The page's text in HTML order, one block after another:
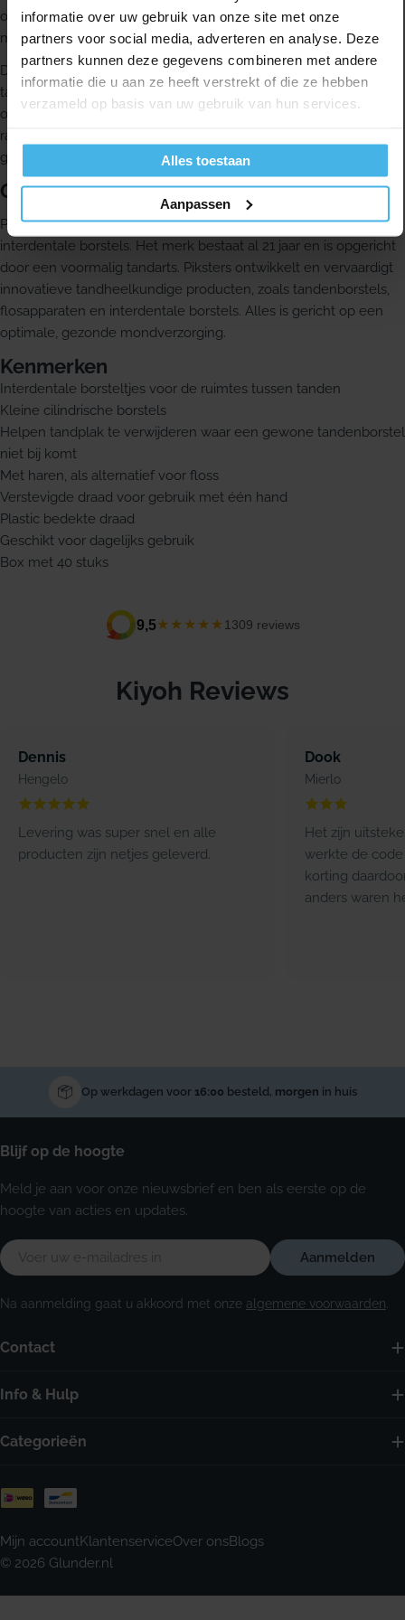
informatie over uw gebruik van onze site met onze
partners voor social media, adverteren en analyse. Deze
partners kunnen deze gegevens combineren met andere
informatie die u aan ze heeft verstrekt of die ze hebben
verzameld op basis van uw gebruik van hun services.
Alles toestaan
Aanpassen
op veel plekken actief meegenomen in de dagelijkse
mondverzorging.
De draad van Piksters is bedekt met plastic. Volgens veel
tandartsen en mondhygiënisten is dat een prettige eigenschap,
onder meer omdat deze geen krassen op implantaten geeft. De
ragers zijn gemakkelijk te gebruiken en dagelijks gebruik wordt
geadviseerd.
Over Piksters
Piksters is een Australisch merk en nummer 1 op het gebied van
interdentale borstels. Het merk bestaat al 21 jaar en is opgericht
door een voormalig tandarts. Piksters ontwikkelt en vervaardigt
innovatieve tandheelkundige producten, zoals tandenborstels,
flosapparaten en interdentale borstels. Alles is gericht op een
optimale, gezonde mondverzorging.
Kenmerken
Interdentale borsteltjes voor de ruimtes tussen tanden
Kleine cilindrische borstels
Helpen tandplak te verwijderen waar een gewone tandenborstel
niet bij komt
Met haren, als alternatief voor floss
Verstevigde draad voor gebruik met één hand
Plastic bedekte draad
Geschikt voor dagelijks gebruik
Box met 40 stuks
9,5★★★★★ 1309 reviews
Kiyoh Reviews
Dennis
Hengelo
Levering was super snel en alle
producten zijn netjes geleverd.
Dook
Mierlo
Het zijn
werkte de code
korting
anders waren
Op werkdagen voor 16:00 besteld, morgen in huis
Contact
Info & Hulp
Categorieën
Blijf op de hoogte
Meld je aan voor onze nieuwsbrief en ben als eerste op de
hoogte van acties en updates.
E-
mail
Aanmelden
Na aanmelding gaat u akkoord met onze algemene voorwaarden
Betaalmethoden
© 2026 Glunder.nl
Mijn accountKlantenserviceOver onsBlogs